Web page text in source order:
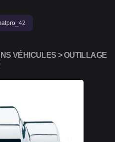
VÉHICULES > OUTILLAGE